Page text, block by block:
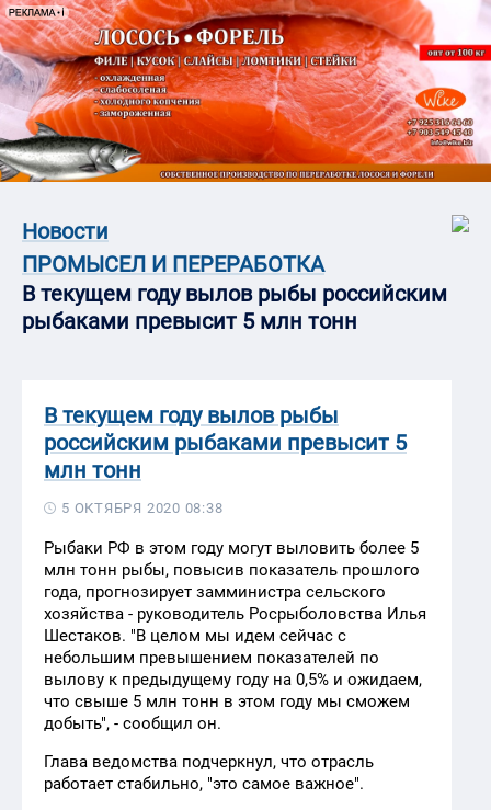
Новости
ПРОМЫСЕЛ И ПЕРЕРАБОТКА
В текущем году вылов рыбы российским
рыбаками превысит 5 млн тонн
В текущем году вылов рыбы
российским рыбаками превысит 5
млн тонн
5 ОКТЯБРЯ 2020 08:38
Рыбаки РФ в этом году могут выловить более 5
млн тонн рыбы, повысив показатель прошлого
года, прогнозирует замминистра сельского
хозяйства - руководитель Росрыболовства Илья
Шестаков. "В целом мы идем сейчас с
небольшим превышением показателей по
вылову к предыдущему году на 0,5% и ожидаем,
что свыше 5 млн тонн в этом году мы сможем
добыть", - сообщил он.
Глава ведомства подчеркнул, что отрасль
работает стабильно, "это самое важное".